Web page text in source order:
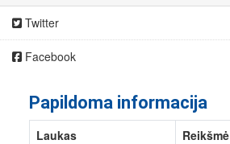
Twitter
Facebook
Papildoma informacija
Laukas
Reikšmė